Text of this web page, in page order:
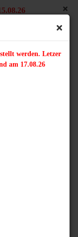
werden. Letzer
am 17.08.26
07.08.26,
Sie werden in einer